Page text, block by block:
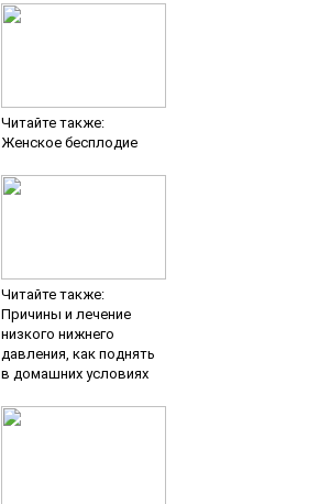
Читайте также:
Женское бесплодие
Читайте также:
Причины и лечение
низкого нижнего
давления, как поднять
в домашних условиях